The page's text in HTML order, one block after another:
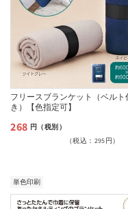
フリースブランケット（ベルト
き）【色指定可】
通
格
268 円（税別）
（税込：295円）
単色印刷